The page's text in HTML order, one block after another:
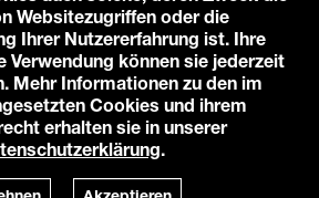
Anfahrt zu uns
Karlstorbahnhof e.V.
Impressum
Einstellungen
by
TWT Digital Health
Websitezugriffen oder die
Ihrer Nutzererfahrung ist. Ihre
Verwendung können sie jederzeit
Mehr Informationen zu den im
Cookies und ihrem
erhalten sie in unserer
.